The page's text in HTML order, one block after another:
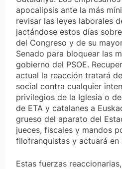
apocalipsis ante la más
revisar las leyes laborales
jactándose estos días
del Congreso y de su
Senado para bloquear las
gobierno del PSOE.
actual la reacción tratará
social contra cualquier
privilegios de la Iglesia o
de ETA y catalanes a
grueso del aparato del
jueces, fiscales y mandos
filofranquistas y actuará en
Estas fuerzas